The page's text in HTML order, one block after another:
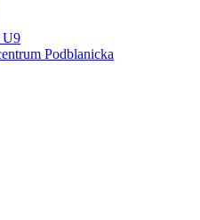
U9
Podblanicka